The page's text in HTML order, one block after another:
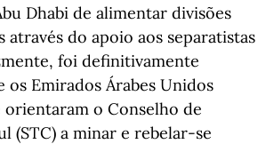
Dhabi de alimentar divisões
através do apoio aos separatistas
foi definitivamente
Emirados Árabes Unidos
orientaram o Conselho de
(STC) a minar e rebelar-se